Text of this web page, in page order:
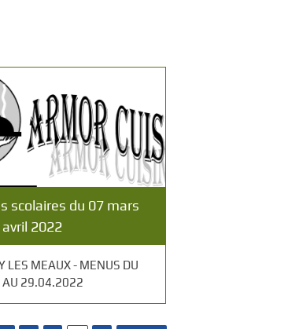
scolaires du 07 mars
2022
LES MEAUX - MENUS DU
29.04.2022